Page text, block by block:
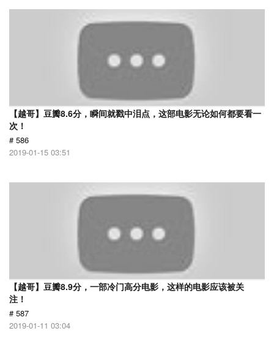
【越哥】豆瓣8.6分，瞬间就戳中泪点，这部电影无论如何都要看一
次！
# 586
2019-01-15 03:51
【越哥】豆瓣8.9分，一部冷门高分电影，这样的电影应该被关
注！
# 587
2019-01-11 03:04